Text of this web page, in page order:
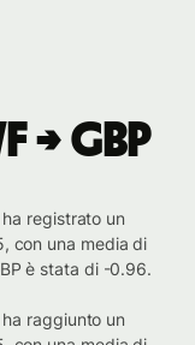
→ GBP
registrato un
con una media di
è stata di -0.96.
raggiunto un